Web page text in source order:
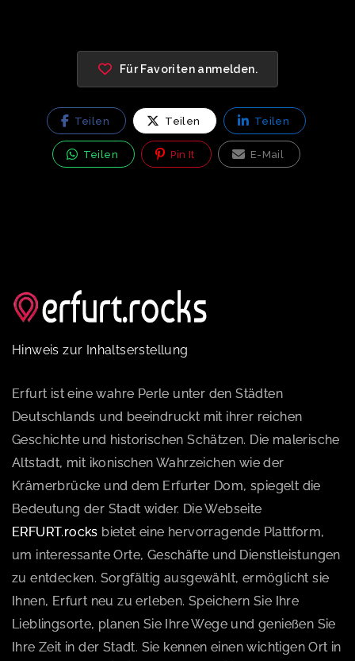
Für Favoriten anmelden.
Teilen Teilen Teilen
Teilen Pin It E-Mail
Hinweis zur Inhaltserstellung
Erfurt ist eine wahre Perle unter den Städten
Deutschlands und beeindruckt mit ihrer reichen
Geschichte und historischen Schätzen. Die malerische
Altstadt, mit ikonischen Wahrzeichen wie der
Krämerbrücke und dem Erfurter Dom, spiegelt die
Bedeutung der Stadt wider. Die Webseite
ERFURT.rocks bietet eine hervorragende Plattform,
um interessante Orte, Geschäfte und Dienstleistungen
zu entdecken. Sorgfältig ausgewählt, ermöglicht sie
Ihnen, Erfurt neu zu erleben. Speichern Sie Ihre
Lieblingsorte, planen Sie Ihre Wege und genießen Sie
Ihre Zeit in der Stadt. Sie kennen einen wichtigen Ort in